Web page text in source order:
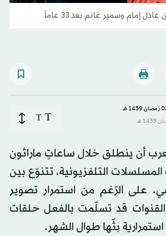
إمام وسمير غانم بعد 33 عاماً
T
T
أن ينطلق خلال ساعاتٍ ماراثون
التلفزيونية، تتنوّع بين
على الرّغم من استمرار تصوير
قد تسلّمت بالفعل حلقات
بثّها طوال الشهر.